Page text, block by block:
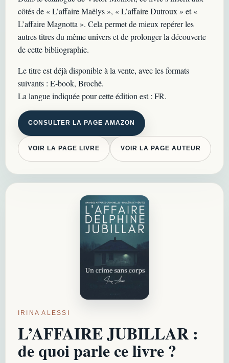
côtés de « L’affaire Maëlys », « L’affaire Dutroux » et «
L’affaire Magnotta ». Cela permet de mieux repérer les
autres titres du même univers et de prolonger la découverte
de cette bibliographie.
Le titre est déjà disponible à la vente, avec les formats
suivants : E-book, Broché.
La langue indiquée pour cette édition est : FR.
CONSULTER LA PAGE AMAZON
VOIR LA PAGE LIVRE VOIR LA PAGE AUTEUR
IRINA ALESSI
L’AFFAIRE JUBILLAR :
de quoi parle ce livre ?